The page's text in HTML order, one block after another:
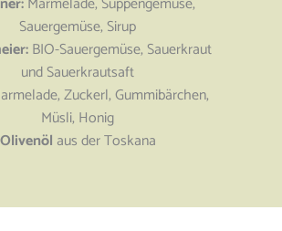
Sauergemüse, Sirup
BIO-Sauergemüse, Sauerkraut
und Sauerkrautsaft
Zuckerl, Gummibärchen,
Müsli, Honig
Olivenöl aus der Toskana